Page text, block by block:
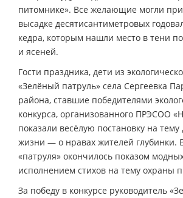
питомнике». Все желающие могли
высадке десятисантиметровых
кедра, которым нашли место в тени
и ясеней.
Гости праздника, дети из
«Зелёный патруль» села Сергеевка
района, ставшие победителями
конкурса, организованного ПРЭСОО
показали весёлую постановку на тему
жизни — о нравах жителей глубинки.
«патруля» окончилось показом
исполнением стихов на тему охраны
За победу в конкурсе руководитель